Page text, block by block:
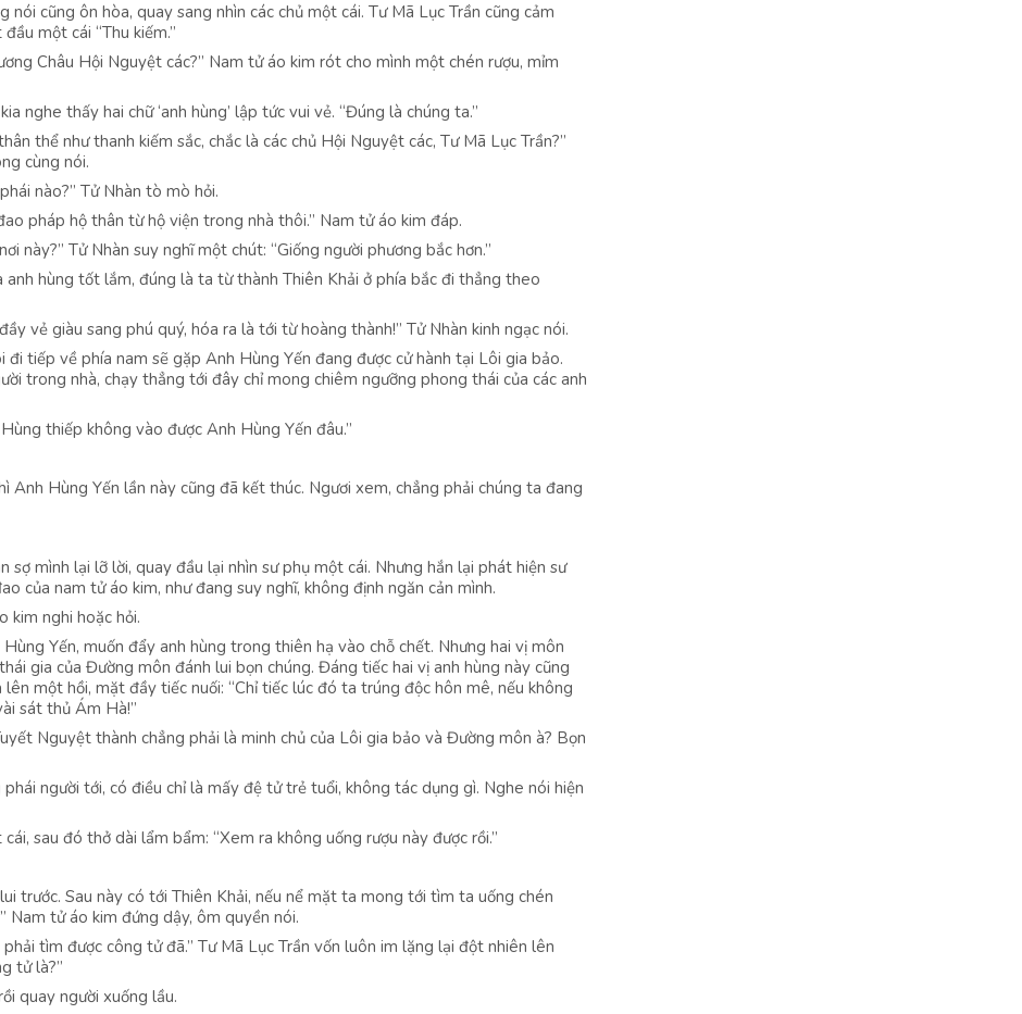
cũng ôn hòa, quay sang nhìn các chủ một cái. Tư Mã Lục Trần cũng cảm
một cái “Thu kiếm.”
Châu Hội Nguyệt các?” Nam tử áo kim rót cho mình một chén rượu, mỉm
nghe thấy hai chữ ‘anh hùng’ lập tức vui vẻ. “Đúng là chúng ta.”
thể như thanh kiếm sắc, chắc là các chủ Hội Nguyệt các, Tư Mã Lục Trần?”
cùng nói.
nào?” Tử Nhàn tò mò hỏi.
pháp hộ thân từ hộ viện trong nhà thôi.” Nam tử áo kim đáp.
này?” Tử Nhàn suy nghĩ một chút: “Giống người phương bắc hơn.”
anh hùng tốt lắm, đúng là ta từ thành Thiên Khải ở phía bắc đi thẳng theo
vẻ giàu sang phú quý, hóa ra là tới từ hoàng thành!” Tử Nhàn kinh ngạc nói.
tiếp về phía nam sẽ gặp Anh Hùng Yến đang được cử hành tại Lôi gia bảo.
trong nhà, chạy thẳng tới đây chỉ mong chiêm ngưỡng phong thái của các anh
thiếp không vào được Anh Hùng Yến đâu.”
Anh Hùng Yến lần này cũng đã kết thúc. Ngươi xem, chẳng phải chúng ta đang
sợ mình lại lỡ lời, quay đầu lại nhìn sư phụ một cái. Nhưng hắn lại phát hiện sư
của nam tử áo kim, như đang suy nghĩ, không định ngăn cản mình.
kim nghi hoặc hỏi.
Yến, muốn đẩy anh hùng trong thiên hạ vào chỗ chết. Nhưng hai vị môn
gia của Đường môn đánh lui bọn chúng. Đáng tiếc hai vị anh hùng này cũng
một hồi, mặt đầy tiếc nuối: “Chỉ tiếc lúc đó ta trúng độc hôn mê, nếu không
sát thủ Ám Hà!”
Nguyệt thành chẳng phải là minh chủ của Lôi gia bảo và Đường môn à? Bọn
người tới, có điều chỉ là mấy đệ tử trẻ tuổi, không tác dụng gì. Nghe nói hiện
sau đó thở dài lẩm bẩm: “Xem ra không uống rượu này được rồi.”
trước. Sau này có tới Thiên Khải, nếu nể mặt ta mong tới tìm ta uống chén
Nam tử áo kim đứng dậy, ôm quyền nói.
tìm được công tử đã.” Tư Mã Lục Trần vốn luôn im lặng lại đột nhiên lên
tử là?”
quay người xuống lầu.